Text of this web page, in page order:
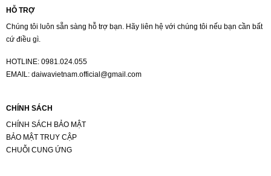
HỖ TRỢ
Chúng tôi luôn sẵn sàng hỗ trợ bạn. Hãy liên hệ với chúng tôi nếu bạn cần bất
cứ điều gì.
HOTLINE: 0981.024.055
EMAIL: daiwavietnam.official@gmail.com
CHÍNH SÁCH
CHÍNH SÁCH BẢO MẬT
BẢO MẬT TRUY CẬP
CHUỖI CUNG ỨNG